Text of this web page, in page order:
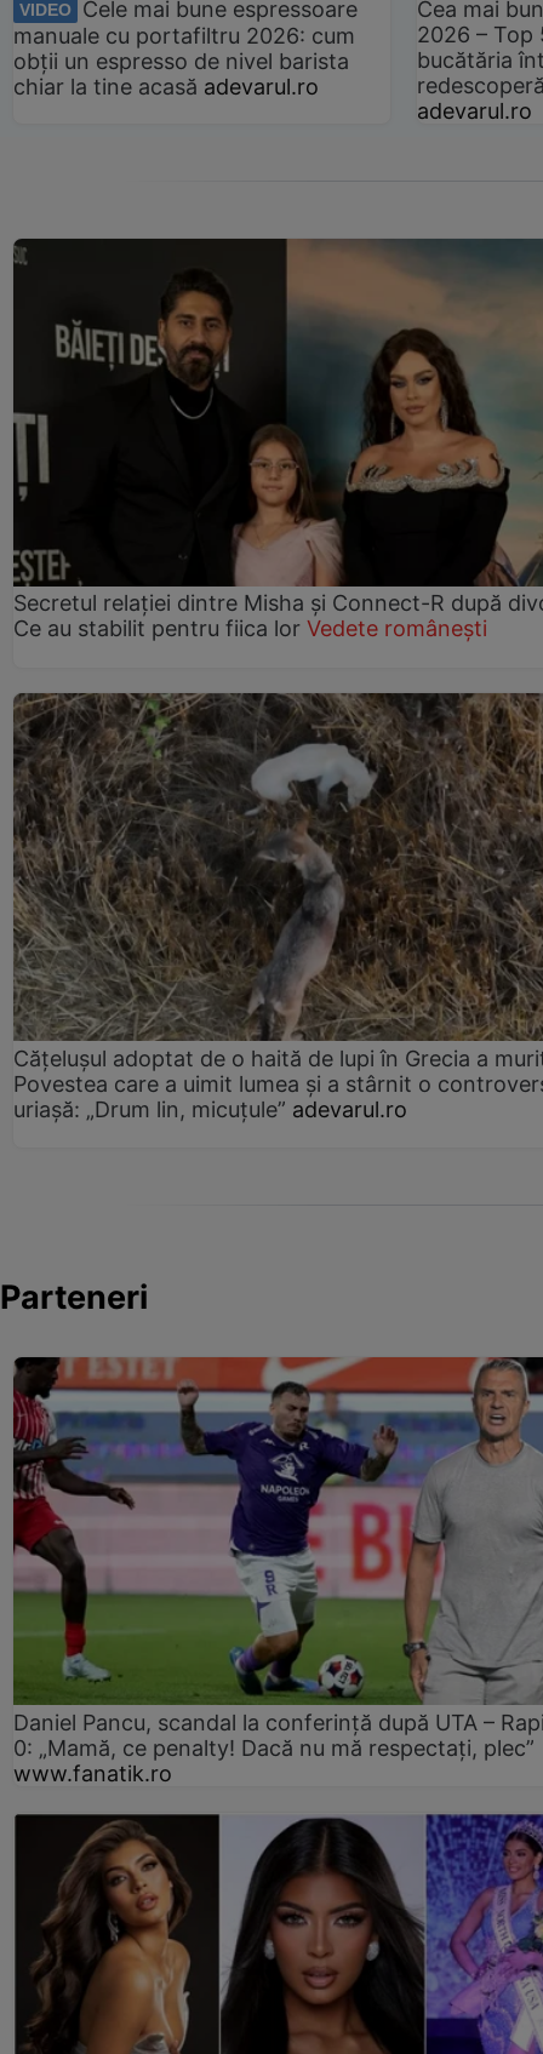
VIDEO
Cele mai bune espressoare
manuale cu portafiltru 2026: cum
obții un espresso de nivel barista
chiar la tine acasă adevarul.ro
Cea mai
2026 –
bucătăria
adevarul.ro
Secretul relației dintre Misha și Connect-R după
Ce au stabilit pentru fiica lor Vedete românești
Cățelușul adoptat de o haită de lupi în Grecia a
Povestea care a uimit lumea și a stârnit o
uriașă: „Drum lin, micuțule” adevarul.ro
Parteneri
Daniel Pancu, scandal la conferință după UTA –
0: „Mamă, ce penalty! Dacă nu mă respectați, plec”
www.fanatik.ro